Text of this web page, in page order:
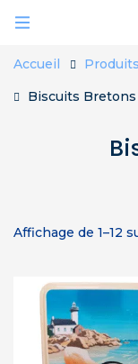
Accueil Produits
Biscuits Bretons
Affichage de 1–12